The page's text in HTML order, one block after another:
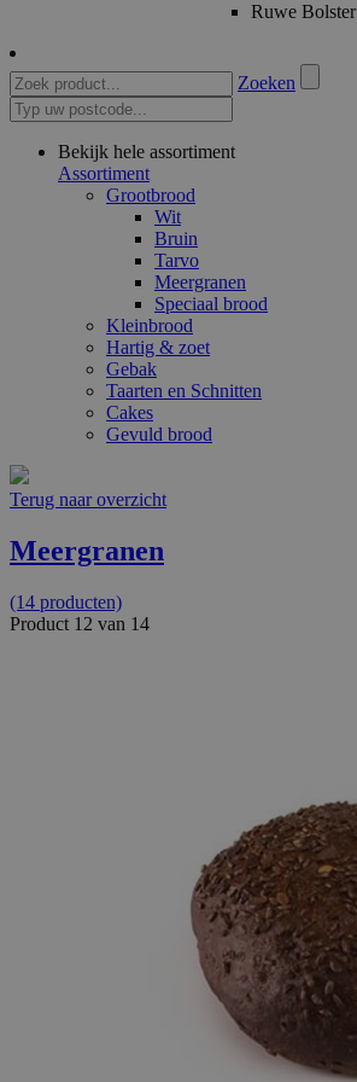
Ruwe Bolster
Zoeken
Bekijk hele assortiment
Assortiment
Grootbrood
Wit
Bruin
Tarvo
Meergranen
Speciaal brood
Kleinbrood
Hartig & zoet
Gebak
Taarten en Schnitten
Cakes
Gevuld brood
Terug naar overzicht
Meergranen
(14 producten)
Product 12 van 14